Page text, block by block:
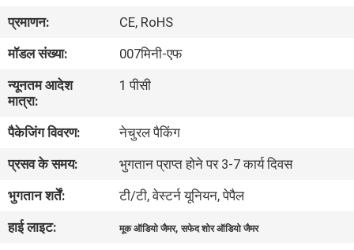
बारे
में
कारखाना
भ्रमण
गुणवत्ता
नियंत्रण
प्रमाणन:
CE, RoHS
मॉडल संख्या:
007मिनी-एफ
न्यूनतम आदेश
मात्रा:
1 पीसी
पैकेजिंग विवरण:
नेचुरल पैकिंग
प्रसव के समय:
भुगतान प्राप्त होने पर 3-7 कार्य दिवस
भुगतान शर्तें:
टी/टी, वेस्टर्न यूनियन, पेपैल
हाई लाइट:
मूक ऑडियो जैमर,सफेद शोर ऑडियो जैमर